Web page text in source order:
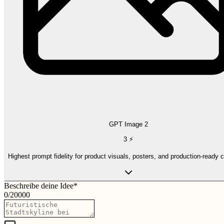
GPT Image 2
3 ⚡
Highest prompt fidelity for product visuals, posters, and production-ready
Beschreibe deine Idee*
0/20000